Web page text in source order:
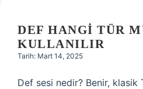
DEF HANGI TÜR
KULLANILIR
Tarih: Mart 14, 2025
Def sesi nedir? Benir, klasik